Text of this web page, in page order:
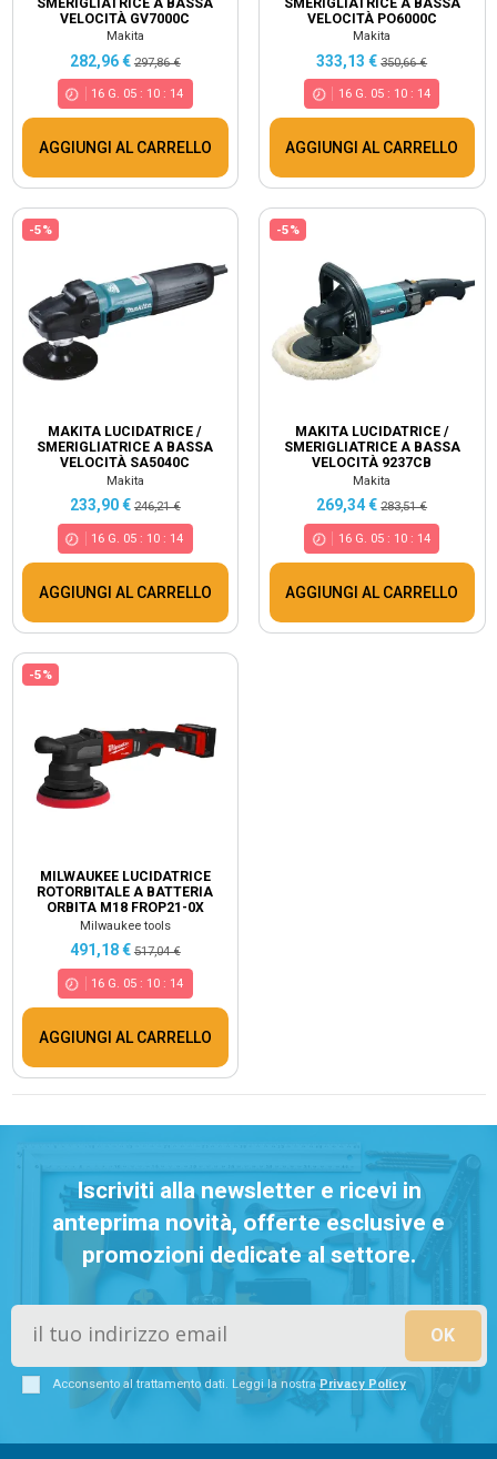
VELOCITÀ GV7000C
Makita
282,96 € 297,86 €
16 G. 05 : 10 : 14
AGGIUNGI AL CARRELLO
VELOCITÀ PO6000C
Makita
333,13 €350,66 €
16G. 05: 10: 14
AGGIUNGI AL CARRELLO
-5%
MAKITA LUCIDATRICE /
SMERIGLIATRICE A BASSA
VELOCITÀ SA5040C
Makita
233,90 € 246,21 €
16 G. 05 : 10 : 14
AGGIUNGI AL CARRELLO
-5%
MAKITA LUCIDATRICE /
SMERIGLIATRICE A BASSA
VELOCITÀ 9237CB
Makita
269,34 €283,51 €
16G. 05: 10: 14
AGGIUNGI AL CARRELLO
-5%
MILWAUKEE LUCIDATRICE
ROTORBITALE A BATTERIA
ORBITA M18 FROP21-0X
Milwaukee tools
491,18 € 517,04 €
16 G. 05 : 10 : 14
AGGIUNGI AL CARRELLO
Iscriviti alla newsletter e ricevi in
anteprima novità, offerte esclusive e
promozioni dedicate al settore.
Acconsento al trattamento dati. Leggi la nostraPrivacy Policy